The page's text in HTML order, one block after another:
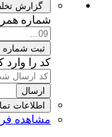
گزارش تخلف
شماره
ثبت شماره
کد را وارد
ارسال
اطلاعات
مشاهده